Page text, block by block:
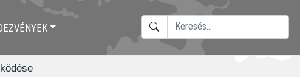
KERESÉS